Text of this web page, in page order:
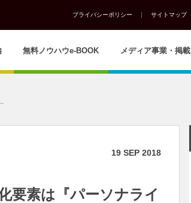
プライバシーポリシー サイトマップ
無料ノウハウe-BOOK メディア事業・掲載
19 SEP 2018
要素は『パーソナライ